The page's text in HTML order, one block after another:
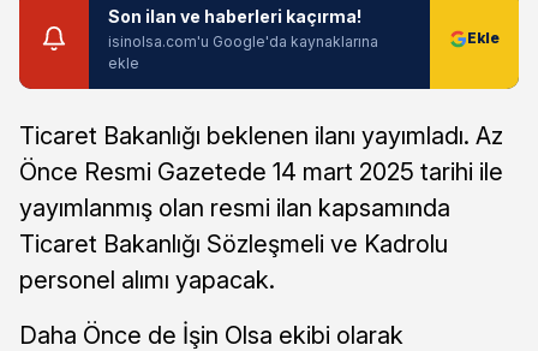
Son ilan ve haberleri kaçırma!
isinolsa.com'u Google'da kaynaklarına
ekle
Ticaret Bakanlığı beklenen ilanı yayımladı. Az
Önce Resmi Gazetede 14 mart 2025 tarihi ile
yayımlanmış olan resmi ilan kapsamında
Ticaret Bakanlığı Sözleşmeli ve Kadrolu
personel alımı yapacak.
Daha Önce de İşin Olsa ekibi olarak